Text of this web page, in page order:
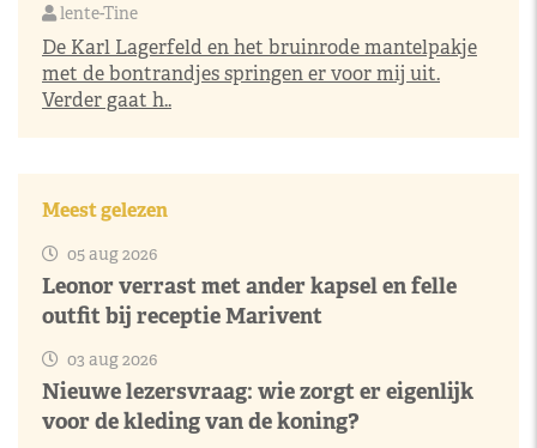
lente-Tine
De Karl Lagerfeld en het bruinrode mantelpakje
met de bontrandjes springen er voor mij uit.
Verder gaat h..
Meest gelezen
05 aug 2026
Leonor verrast met ander kapsel en felle
outfit bij receptie Marivent
03 aug 2026
Nieuwe lezersvraag: wie zorgt er eigenlijk
voor de kleding van de koning?